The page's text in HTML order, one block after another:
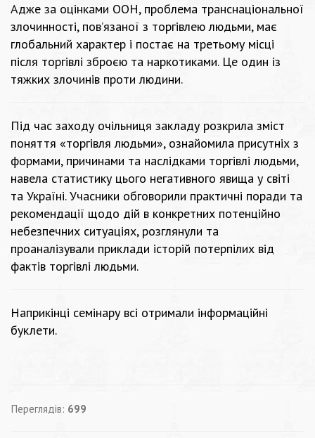
Адже за оцінками ООН, проблема транснаціональної
злочинності, пов’язаної з торгівлею людьми, має
глобальний характер і постає на третьому місці
після торгівлі зброєю та наркотиками. Це один із
тяжких злочинів проти людини.
Під час заходу очільниця закладу розкрила зміст
поняття «торгівля людьми», ознайомила присутніх з
формами, причинами та наслідками торгівлі людьми,
навела статистику цього негативного явища у світі
та Україні. Учасники обговорили практичні поради та
рекомендації щодо дій в конкретних потенційно
небезпечних ситуаціях, розглянули та
проаналізували приклади історій потерпілих від
фактів торгівлі людьми.
Наприкінці семінару всі отримали інформаційні
буклети.
Переглядів: 699